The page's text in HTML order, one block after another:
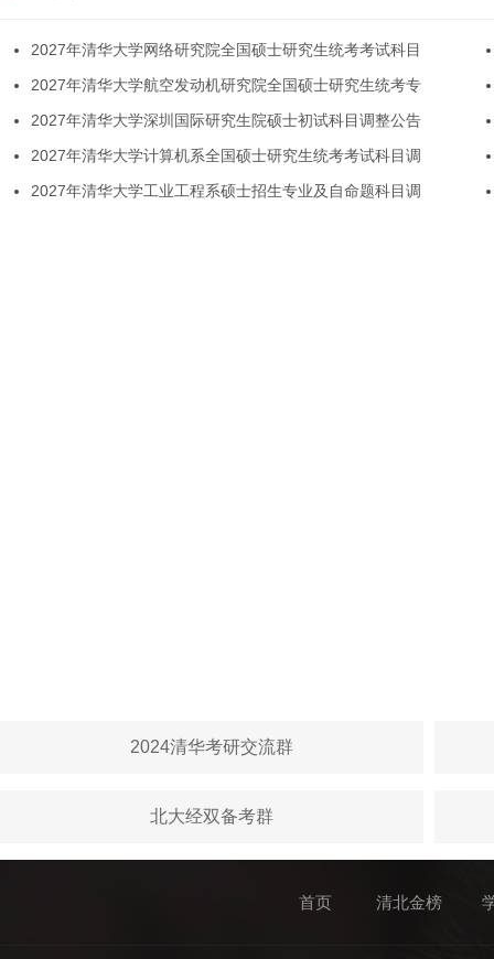
2027年清华大学网络研究院全国硕士研究生统考考试科目
2027年清华大学航空发动机研究院全国硕士研究生统考专
2027年清华大学深圳国际研究生院硕士初试科目调整公告
2027年清华大学计算机系全国硕士研究生统考考试科目调
2027年清华大学工业工程系硕士招生专业及自命题科目调
2024清华考研交流群
北大经双备考群
首页 清北金榜